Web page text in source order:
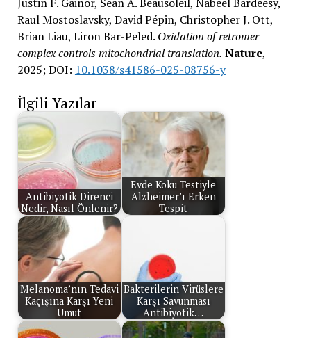
Justin F. Gainor, Sean A. Beausoleil, Nabeel Bardeesy,
Raul Mostoslavsky, David Pépin, Christopher J. Ott,
Brian Liau, Liron Bar-Peled. Oxidation of retromer
complex controls mitochondrial translation. Nature,
2025; DOI: 10.1038/s41586-025-08756-y
İlgili Yazılar
Antibiyotik Direnci
Nedir, Nasıl Önlenir?
Evde Koku Testiyle
Alzheimer’ı Erken
Tespit
Melanoma’nın Tedavi
Kaçışına Karşı Yeni
Umut
Bakterilerin Virüslere
Karşı Savunması
Antibiyotik…